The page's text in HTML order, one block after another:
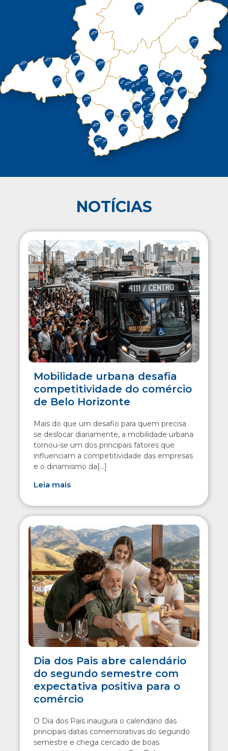
NOTÍCIAS
Mobilidade urbana desafia
competitividade do comércio
de Belo Horizonte
Mais do que um desafio para quem precisa
se deslocar diariamente, a mobilidade urbana
tornou-se um dos principais fatores que
influenciam a competitividade das empresas
e o dinamismo da[...]
Leia mais
Dia dos Pais abre calendário
do segundo semestre com
expectativa positiva para o
comércio
O Dia dos Pais inaugura o calendário das
principais datas comemorativas do segundo
semestre e chega cercado de boas